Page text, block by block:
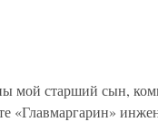
мой старший сын,
«Главмаргарин»